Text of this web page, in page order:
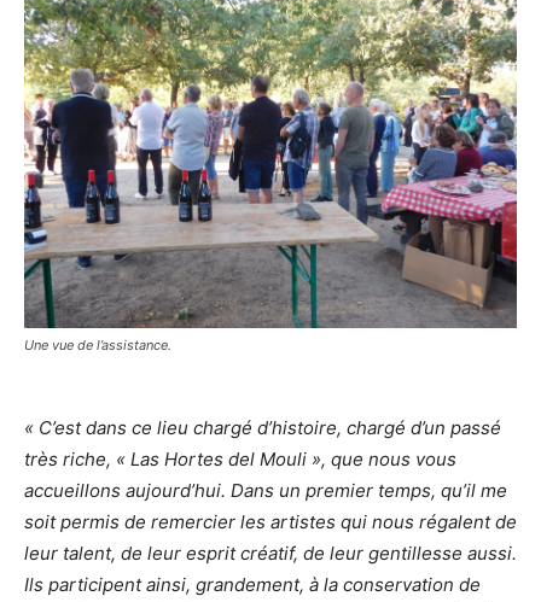
Une vue de l’assistance.
« C’est dans ce lieu chargé d’histoire, chargé d’un passé
très riche, « Las Hortes del Mouli », que nous vous
accueillons aujourd’hui. Dans un premier temps, qu’il me
soit permis de remercier les artistes qui nous régalent de
leur talent, de leur esprit créatif, de leur gentillesse aussi.
Ils participent ainsi, grandement, à la conservation de